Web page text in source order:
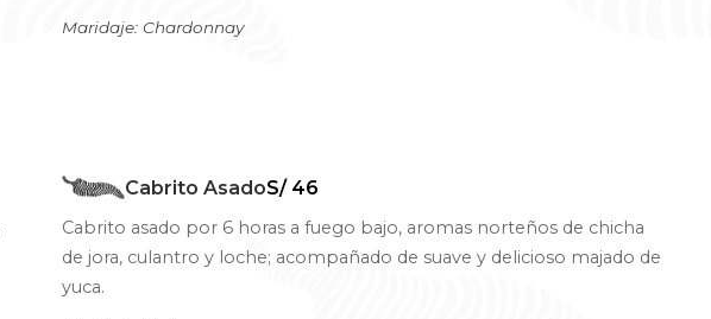
Maridaje: Chardonnay
Cabrito AsadoS/ 46
Cabrito asado por 6 horas a fuego bajo, aromas norteños de chicha
de jora, culantro y loche; acompañado de suave y delicioso majado de
yuca.